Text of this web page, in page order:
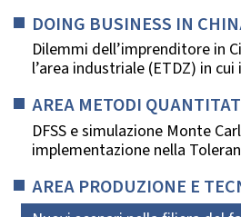
DOING BUSINESS IN
Dilemmi dell’imprenditore in
l’area industriale (ETDZ) in
AREA METODI
DFSS e simulazione Monte
implementazione nella
AREA PRODUZIONE E